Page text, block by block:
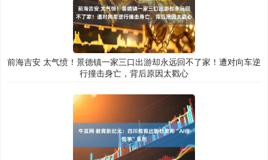
前海吉安 太气愤！景德镇一家三口出游却永远回不了家！遭对向车逆
行撞击身亡，背后原因太戳心